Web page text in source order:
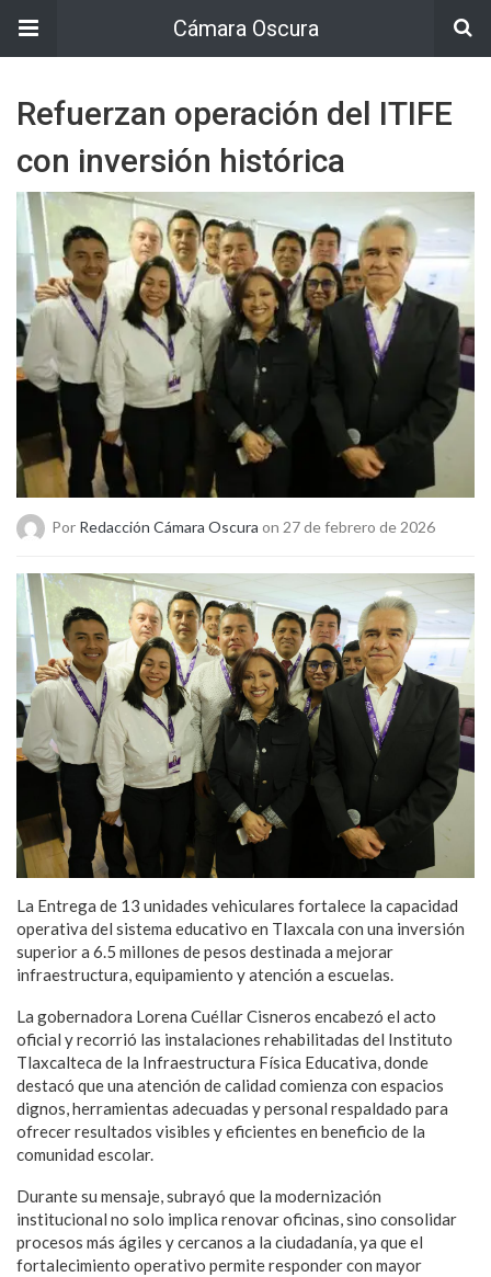
Cámara Oscura
Refuerzan operación del ITIFE
con inversión histórica
Por Redacción Cámara Oscura on 27 de febrero de 2026
La Entrega de 13 unidades vehiculares fortalece la capacidad
operativa del sistema educativo en Tlaxcala con una inversión
superior a 6.5 millones de pesos destinada a mejorar
infraestructura, equipamiento y atención a escuelas.
La gobernadora Lorena Cuéllar Cisneros encabezó el acto
oficial y recorrió las instalaciones rehabilitadas del Instituto
Tlaxcalteca de la Infraestructura Física Educativa, donde
destacó que una atención de calidad comienza con espacios
dignos, herramientas adecuadas y personal respaldado para
ofrecer resultados visibles y eficientes en beneficio de la
comunidad escolar.
Durante su mensaje, subrayó que la modernización
institucional no solo implica renovar oficinas, sino consolidar
procesos más ágiles y cercanos a la ciudadanía, ya que el
fortalecimiento operativo permite responder con mayor